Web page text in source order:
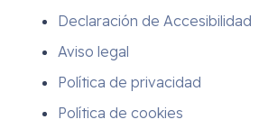
Declaración de Accesibilidad
Aviso legal
Política de privacidad
Política de cookies